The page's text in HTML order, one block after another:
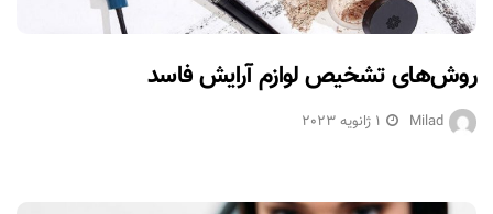
روش‌های تشخیص لوازم آرایش فاسد
Milad 1 ژانویه 2023